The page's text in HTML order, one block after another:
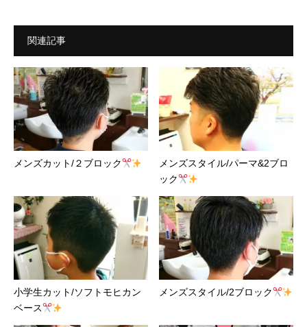
関連記事
メンズカット/２ブロック
メンズスタイル/パーマ&2ブロ
ック
小学生カット/ソフトモヒカン
ベース
メンズスタイル/2ブロック